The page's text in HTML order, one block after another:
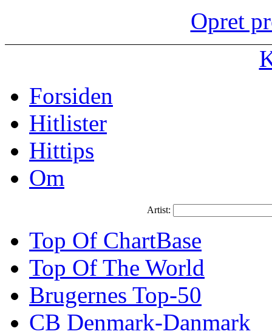
Opret
Forsiden
Hitlister
Hittips
Om
Artist:
Top Of ChartBase
Top Of The World
Brugernes Top-50
CB Denmark-Danmark